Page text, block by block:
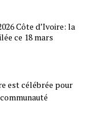
Côte d’Ivoire: la
ce 18 mars
est célébrée pour